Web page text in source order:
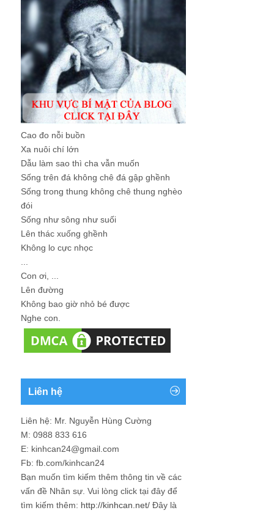
Cao đo nỗi buồn
Xa nuôi chí lớn
Dẫu làm sao thì cha vẫn muốn
Sống trên đá không chê đá gập ghềnh
Sống trong thung không chê thung nghèo
đói
Sống như sông như suối
Lên thác xuống ghềnh
Không lo cực nhọc
Con ơi, ...
Lên đường
Không bao giờ nhỏ bé được
Nghe con.
Liên hệ
Liên hệ: Mr. Nguyễn Hùng Cường
M: 0988 833 616
E: kinhcan24@gmail.com
Fb: fb.com/kinhcan24
Bạn muốn tìm kiếm thêm thông tin về các
vấn đề Nhân sự . Vui lòng click tại đây để
tìm kiếm thêm: http://kinhcan.net/ Đây là